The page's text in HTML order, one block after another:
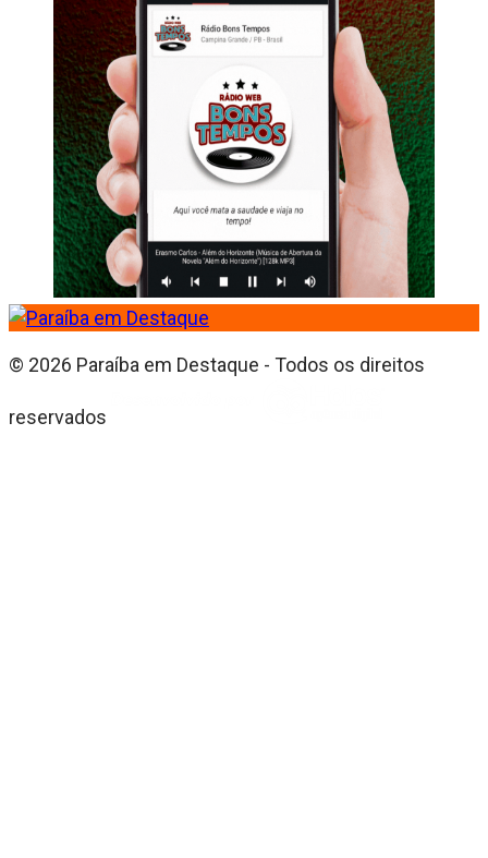
© 2026 Paraíba em Destaque - Todos os direitos
reservados